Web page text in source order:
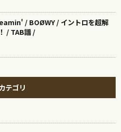
/ BOØWY / イントロを超解
/ TAB譜 /
カテゴリ